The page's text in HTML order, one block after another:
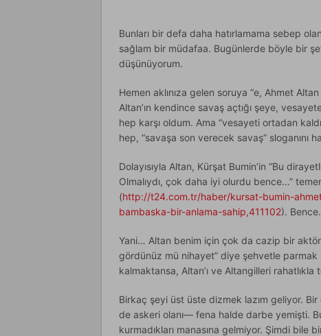
Bunları bir defa daha hatırlamama sebep
sağlam bir müdafaa. Bugünlerde böyle bir
düşünüyorum.
Hemen aklınıza gelen soruya “e, Ahmet
Altan’ın kendince savaş açtığı şeye,
hep karşı oldum. Ama “vesayeti ortadan
hep, “savaşa son verecek savaş” sloganını
Dolayısıyla Altan, Kürşat Bumin’in “Bu
Olmalıydı, çok daha iyi olurdu bence…”
(http://t24.com.tr/haber/kursat-bumin-
bambaska-bir-anlama-sahip,411102).
Yani… Altan benim için çok da cazip bir
gördünüz mü nihayet” diye şehvetle parmak
kalmaktansa, Altan’ı ve Altangilleri rahatlıkla
Birkaç şeyi üst üste dizmek lazım geliyor.
de askeri olanı— fena halde darbe yemişti.
kurmadıkları manasına gelmiyor. Şimdi bile